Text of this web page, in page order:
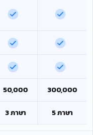
50,000 300,000
3 ภาษา 5 ภาษา